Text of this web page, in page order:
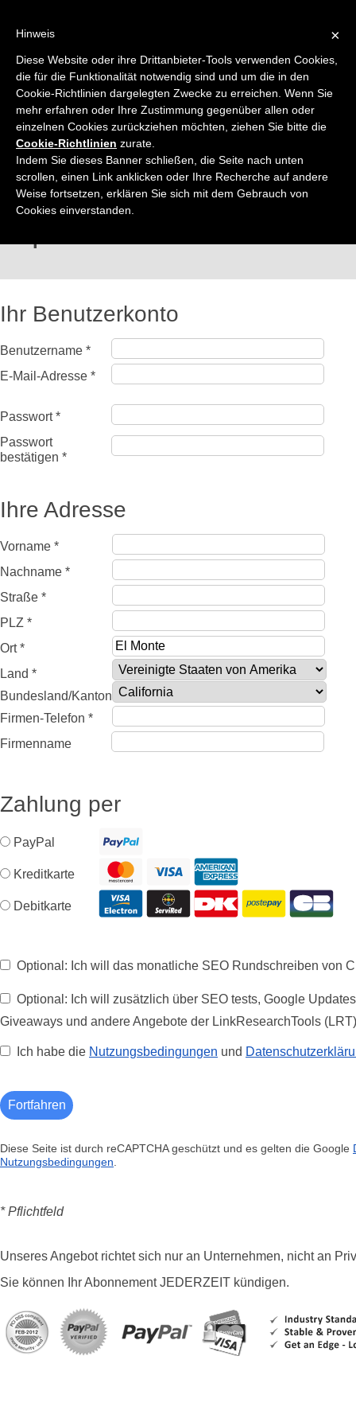
Nur noch ein Schritt zu Ihrem Superhero
Ihr Benutzerkonto
Benutzername *
E-Mail-Adresse *
Passwort *
Passwort
bestätigen *
Ihre Adresse
Vorname *
Nachname *
Straße *
PLZ *
Ort *
Land *
Bundesland/Kanton
Firmen-Telefon *
Firmenname
Zahlung per
PayPal
Kreditkarte
Debitkarte
Optional: Ich will das monatliche SEO Rundschreiben von
Optional: Ich will zusätzlich über SEO tests, Google
Giveaways und andere Angebote der LinkResearchTools
Ich habe die Nutzungsbedingungen und
Diese Seite ist durch reCAPTCHA geschützt und es gelten die Google
Nutzungsbedingungen
* Pflichtfeld
Unseres Angebot richtet sich nur an Unternehmen, nicht an
Sie können Ihr Abonnement JEDERZEIT kündigen.
×
Hinweis
Diese Website oder ihre Drittanbieter-Tools verwenden Cookies,
die für die Funktionalität notwendig sind und um die in den
Cookie-Richtlinien dargelegten Zwecke zu erreichen. Wenn Sie
mehr erfahren oder Ihre Zustimmung gegenüber allen oder
einzelnen Cookies zurückziehen möchten, ziehen Sie bitte die
Cookie-Richtlinien zurate.
Indem Sie dieses Banner schließen, die Seite nach unten
scrollen, einen Link anklicken oder Ihre Recherche auf andere
Weise fortsetzen, erklären Sie sich mit dem Gebrauch von
Cookies einverstanden.